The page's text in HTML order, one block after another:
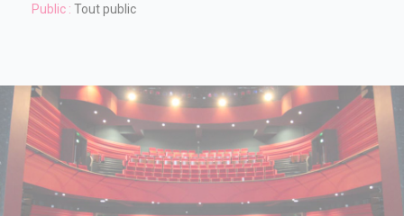
Public : Tout public